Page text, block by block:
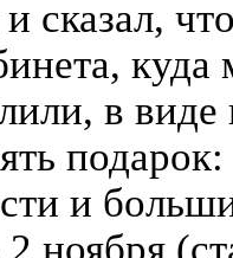
сказал,
в
и